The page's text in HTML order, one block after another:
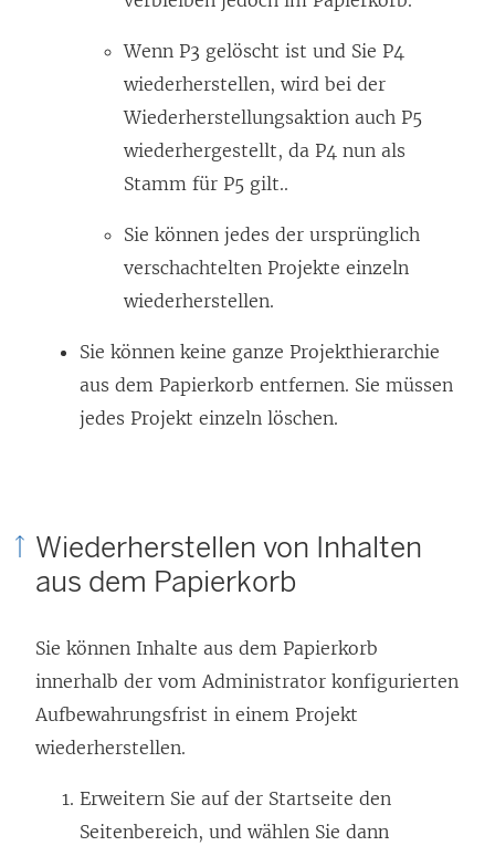
Wenn P3 gelöscht ist und Sie P4
wiederherstellen, wird bei der
Wiederherstellungsaktion auch P5
wiederhergestellt, da P4 nun als
Stamm für P5 gilt..
Sie können jedes der ursprünglich
verschachtelten Projekte einzeln
wiederherstellen.
Sie können keine ganze Projekthierarchie
aus dem Papierkorb entfernen. Sie müssen
jedes Projekt einzeln löschen.
Wiederherstellen von Inhalten
aus dem Papierkorb
Sie können Inhalte aus dem Papierkorb
innerhalb der vom Administrator konfigurierten
Aufbewahrungsfrist in einem Projekt
wiederherstellen.
Erweitern Sie auf der Startseite den
Seitenbereich, und wählen Sie dann